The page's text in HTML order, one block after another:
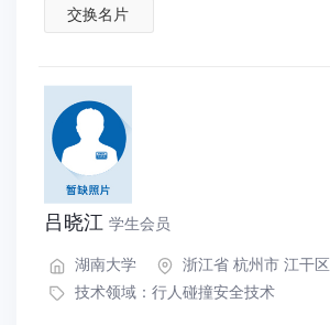
交换名片
吕晓江 学生会员
湖南大学
浙江省 杭州市 江干区
技术领域： 行人碰撞安全技术